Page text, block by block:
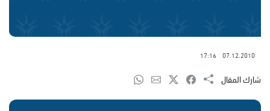
07.12.2010
17:16
شارك المقال